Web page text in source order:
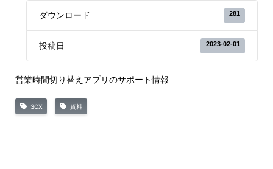
ダウンロード 281
投稿日 2023-02-01
営業時間切り替えアプリのサポート情報
3CX 資料